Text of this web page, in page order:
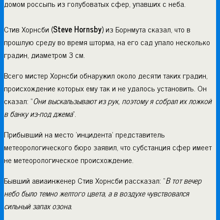
домом россыпь из голубоватых сфер, упавших с неба.
Стив Хорнсби (Steve Hornsby) из Борнмута сказал, что в
прошлую среду во время шторма, на его сад упало несколько
градин, диаметром 3 см.
Всего мистер Хорнсби обнаружил около десяти таких градин,
происхождение которых ему так и не удалось установить. Он
сказал: “Они выскальзывают из рук, поэтому я собрал их ложкой
в банку из-под джема”.
Прибывший на место ‘инцидента’ представитель
метеорологического бюро заявил, что субстанция сфер имеет
не метеорологическое происхождение.
Бывший авиаинженер Стив Хорнсби рассказал: “В тот вечер
небо было темно желтого цвета, а в воздухе чувствовался
сильный запах озона.